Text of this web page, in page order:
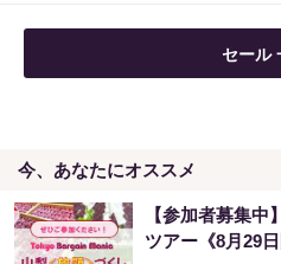
セール
今、あなたにオススメ
【参加者募集
ツアー《8月29日